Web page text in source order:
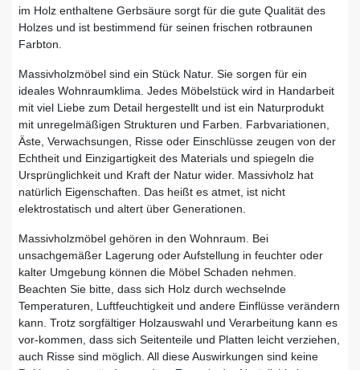
im Holz enthaltene Gerbsäure sorgt für die gute Qualität des
Holzes und ist bestimmend für seinen frischen rotbraunen
Farbton.
Massivholzmöbel sind ein Stück Natur. Sie sorgen für ein
ideales Wohnraumklima. Jedes Möbelstück wird in Handarbeit
mit viel Liebe zum Detail hergestellt und ist ein Naturprodukt
mit unregelmäßigen Strukturen und Farben. Farbvariationen,
Äste, Verwachsungen, Risse oder Einschlüsse zeugen von der
Echtheit und Einzigartigkeit des Materials und spiegeln die
Ursprünglichkeit und Kraft der Natur wider. Massivholz hat
natürlich Eigenschaften. Das heißt es atmet, ist nicht
elektrostatisch und altert über Generationen.
Massivholzmöbel gehören in den Wohnraum. Bei
unsachgemäßer Lagerung oder Aufstellung in feuchter oder
kalter Umgebung können die Möbel Schaden nehmen.
Beachten Sie bitte, dass sich Holz durch wechselnde
Temperaturen, Luftfeuchtigkeit und andere Einflüsse verändern
kann. Trotz sorgfältiger Holzauswahl und Verarbeitung kann es
vor-kommen, dass sich Seitenteile und Platten leicht verziehen,
auch Risse sind möglich. All diese Auswirkungen sind keine